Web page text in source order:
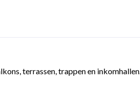
terrassen, trappen en inkomhallen.